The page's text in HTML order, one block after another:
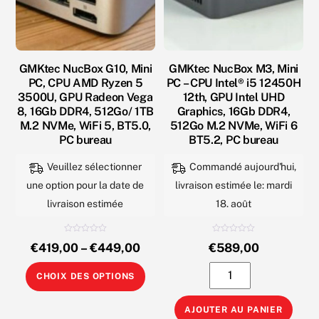
GMKtec NucBox G10, Mini
PC, CPU AMD Ryzen 5
3500U, GPU Radeon Vega
8, 16Gb DDR4, 512Go/ 1TB
M.2 NVMe, WiFi 5, BT5.0,
PC bureau
Veuillez sélectionner
une option pour la date de
livraison estimée
o
t
e
s
r
€419,00– €449,00
CHOIX DES OPTIONS
Ce
GMKtec NucBox M3, Mini
PC – CPU Intel® i5 12450H
12th, GPU Intel UHD
Graphics, 16Gb DDR4,
512Go M.2 NVMe, WiFi 6
BT5.2, PC bureau
Commandé aujourd'hui,
livraison estimée le: mardi
18. août
o
t
e
r
€589,00
quantité
de
GMKtec
AJOUTER AU PANIER